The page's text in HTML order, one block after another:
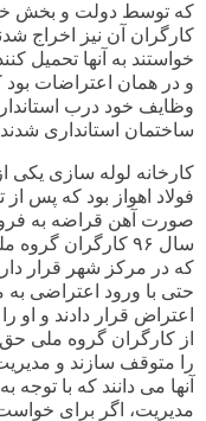
که توسط دولت و بخش
کارگران آن نیز اخراج
خواستند به آنها تحمیل
و در همان اعتراضات بود
وظایف خود درب
ساختمان استانداری شدند
کارخانه لوله سازی یکی
فولاد اهواز بود که پس
صورت آهن قراضه به
سال ۹۶ کارگران گروه
که در مرکز شهر قرار
حتی با ورود اعتراضی به
اعتراض قرار دادند و
از کارگران گروه ملی
را متوقف سازند و
آنها می دانند که با
مدیریت، اگر برای